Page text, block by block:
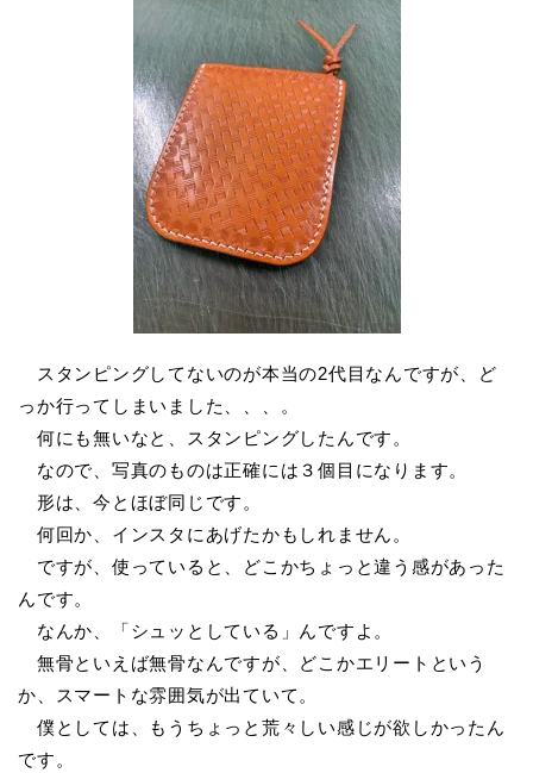
スタンピングしてないのが本当の2代目なんですが、ど
っか行ってしまいました、、、。
何にも無いなと、スタンピングしたんです。
なので、写真のものは正確には３個目になります。
形は、今とほぼ同じです。
何回か、インスタにあげたかもしれません。
ですが、使っていると、どこかちょっと違う感があった
んです。
なんか、「シュッとしている」んですよ。
無骨といえば無骨なんですが、どこかエリートという
か、スマートな雰囲気が出ていて。
僕としては、もうちょっと荒々しい感じが欲しかったん
です。